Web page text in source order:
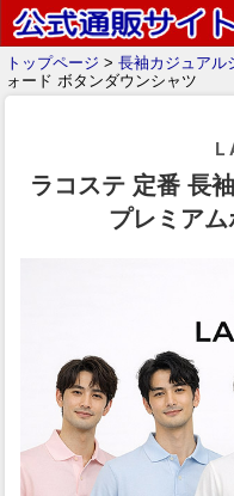
トップページ > 長袖カジュアル
ォード ボタンダウンシャツ
ラコステ 定番 長
プレミア